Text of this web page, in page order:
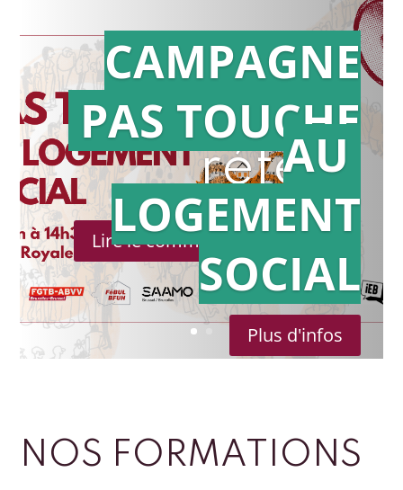
Action en
référé
Lire le communiqué de presse
CAMPAGNE
PAS TOUCHE
AU
LOGEMENT
SOCIAL
Plus d'infos
NOS FORMATIONS